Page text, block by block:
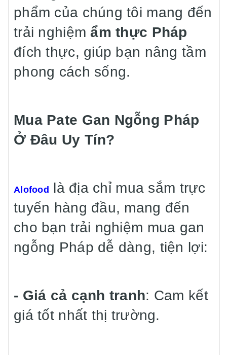
phẩm của chúng tôi mang đến
trải nghiệmẩm thực Pháp
đích thực, giúp bạn nâng tầm
phong cách sống.
Mua Pate Gan Ngỗng Pháp
Ở Đâu Uy Tín?
Alofood
là địa chỉ mua sắm trực
tuyến hàng đầu, mang đến
cho bạn trải nghiệm mua gan
ngỗng Pháp dễ dàng, tiện lợi:
- Giá cả cạnh tranh: Cam kết
giá tốt nhất thị trường.